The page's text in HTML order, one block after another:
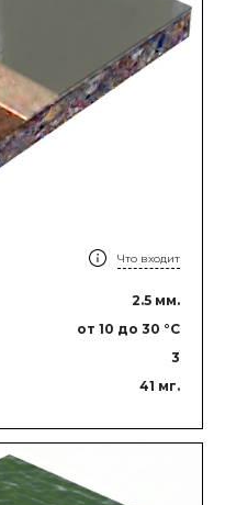
Что входит
2.5 мм.
от 10 до 30 °C
3
41 мг.